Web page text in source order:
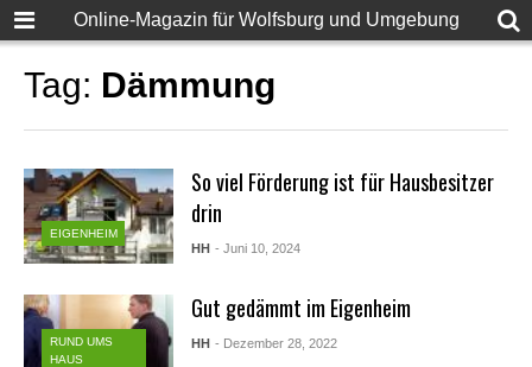
Online-Magazin für Wolfsburg und Umgebung
Tag: Dämmung
EIGENHEIM
So viel Förderung ist für Hausbesitzer
drin
HH - Juni 10, 2024
RUND UMS
HAUS
Gut gedämmt im Eigenheim
HH - Dezember 28, 2022